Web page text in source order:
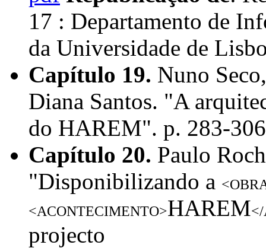
17 : Departamento de
da Universidade de
Capítulo 19. Nuno
Diana Santos. "A
do HAREM". p. 283-
Capítulo 20. Paulo
"Disponibilizando a
<ACONTECIMENTO>HAREM
projecto